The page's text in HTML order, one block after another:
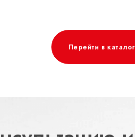
Перейти в каталог